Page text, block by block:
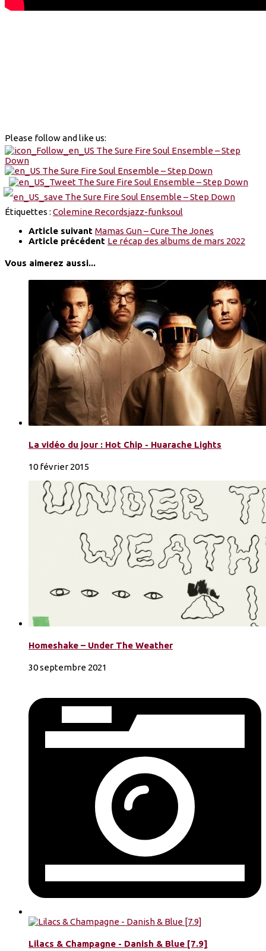
Please follow and like us:
Étiquettes : Colemine Recordsjazz-funksoul
Article suivant Mamas Gun – Cure The Jones
Article précédent Le récap des albums de mars 2022
Vous aimerez aussi...
La vidéo du jour : Hot Chip - Huarache Lights
10 février 2015
Homeshake – Under The Weather
30 septembre 2021
Lilacs & Champagne - Danish & Blue [7.9]